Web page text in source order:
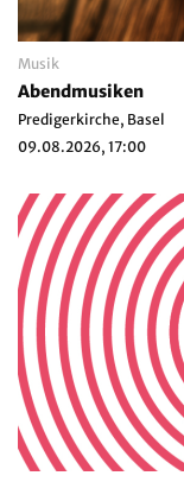
Musik
Abendmusiken
Predigerkirche, Basel
09.08.2026, 17:00